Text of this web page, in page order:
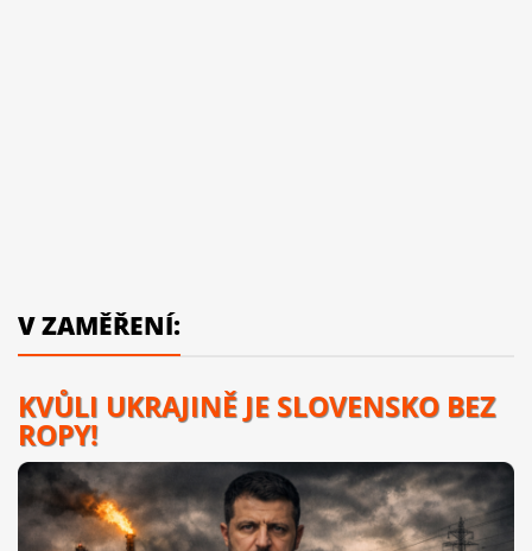
V ZAMĚŘENÍ:
KVŮLI UKRAJINĚ JE SLOVENSKO BEZ
ROPY!